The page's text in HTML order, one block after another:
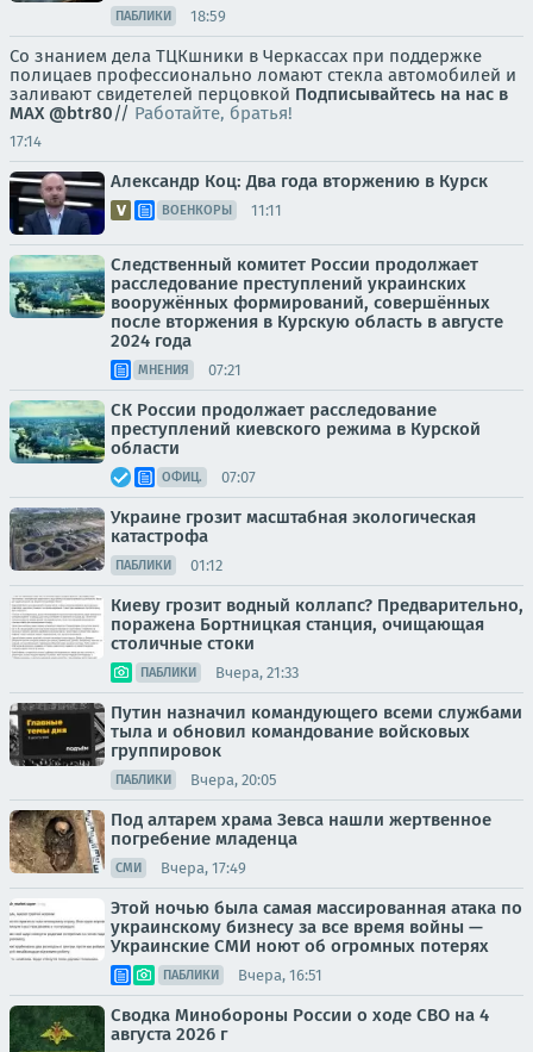
ПАБЛИКИ 18:59
Со знанием дела ТЦКшники в Черкассах при поддержке
полицаев профессионально ломают стекла автомобилей и
заливают свидетелей перцовкой Подписывайтесь на нас в
MAX @btr80// Работайте, братья!
17:14
Александр Коц: Два года вторжению в Курск
ВОЕНКОРЫ 11:11
Следственный комитет России продолжает
расследование преступлений украинских
вооружённых формирований, совершённых
после вторжения в Курскую область в августе
2024 года
МНЕНИЯ 07:21
СК России продолжает расследование
преступлений киевского режима в Курской
области
ОФИЦ. 07:07
Украине грозит масштабная экологическая
катастрофа
ПАБЛИКИ 01:12
Киеву грозит водный коллапс? Предварительно,
поражена Бортницкая станция, очищающая
столичные стоки
ПАБЛИКИ Вчера, 21:33
Путин назначил командующего всеми службами
тыла и обновил командование войсковых
группировок
ПАБЛИКИ Вчера, 20:05
Под алтарем храма Зевса нашли жертвенное
погребение младенца
СМИ Вчера, 17:49
Этой ночью была самая массированная атака по
украинскому бизнесу за все время войны —
Украинские СМИ ноют об огромных потерях
ПАБЛИКИ Вчера, 16:51
Сводка Минобороны России о ходе СВО на 4
августа 2026 г